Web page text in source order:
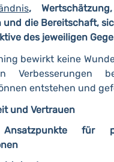
,
und die Bereitschaft,
des jeweiligen
bewirkt keine
Verbesserungen
entstehen und
und Vertrauen
für